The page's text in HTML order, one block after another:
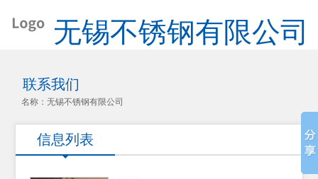
无锡不锈钢有限公司
联系我们
名称：无锡不锈钢有限公司
信息列表